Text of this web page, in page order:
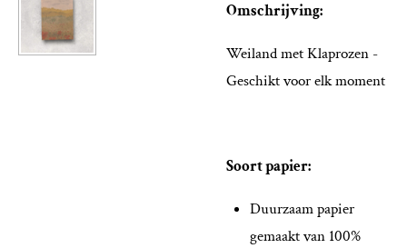
Omschrijving:
Weiland met Klaprozen -
Geschikt voor elk moment
Soort papier:
Duurzaam papier
gemaakt van 100%